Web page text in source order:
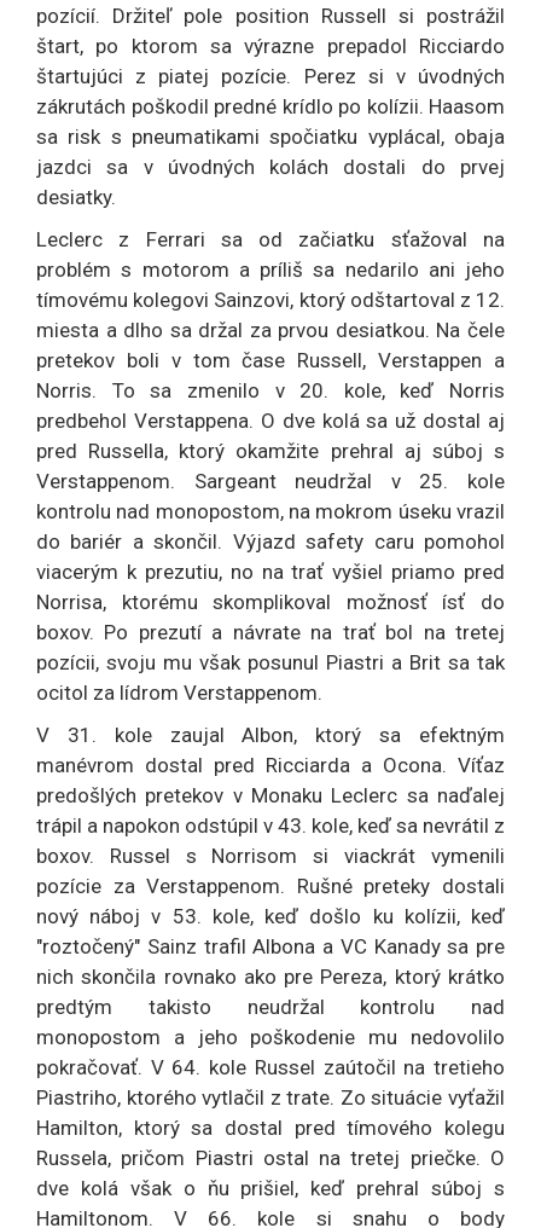
pozícií. Držiteľ pole position Russell si postrážil
štart, po ktorom sa výrazne prepadol Ricciardo
štartujúci z piatej pozície. Perez si v úvodných
zákrutách poškodil predné krídlo po kolízii. Haasom
sa risk s pneumatikami spočiatku vyplácal, obaja
jazdci sa v úvodných kolách dostali do prvej
desiatky.
Leclerc z Ferrari sa od začiatku sťažoval na
problém s motorom a príliš sa nedarilo ani jeho
tímovému kolegovi Sainzovi, ktorý odštartoval z 12.
miesta a dlho sa držal za prvou desiatkou. Na čele
pretekov boli v tom čase Russell, Verstappen a
Norris. To sa zmenilo v 20. kole, keď Norris
predbehol Verstappena. O dve kolá sa už dostal aj
pred Russella, ktorý okamžite prehral aj súboj s
Verstappenom. Sargeant neudržal v 25. kole
kontrolu nad monopostom, na mokrom úseku vrazil
do bariér a skončil. Výjazd safety caru pomohol
viacerým k prezutiu, no na trať vyšiel priamo pred
Norrisa, ktorému skomplikoval možnosť ísť do
boxov. Po prezutí a návrate na trať bol na tretej
pozícii, svoju mu však posunul Piastri a Brit sa tak
ocitol za lídrom Verstappenom.
V 31. kole zaujal Albon, ktorý sa efektným
manévrom dostal pred Ricciarda a Ocona. Víťaz
predošlých pretekov v Monaku Leclerc sa naďalej
trápil a napokon odstúpil v 43. kole, keď sa nevrátil z
boxov. Russel s Norrisom si viackrát vymenili
pozície za Verstappenom. Rušné preteky dostali
nový náboj v 53. kole, keď došlo ku kolízii, keď
"roztočený" Sainz trafil Albona a VC Kanady sa pre
nich skončila rovnako ako pre Pereza, ktorý krátko
predtým takisto neudržal kontrolu nad
monopostom a jeho poškodenie mu nedovolilo
pokračovať. V 64. kole Russel zaútočil na tretieho
Piastriho, ktorého vytlačil z trate. Zo situácie vyťažil
Hamilton, ktorý sa dostal pred tímového kolegu
Russela, pričom Piastri ostal na tretej priečke. O
dve kolá však o ňu prišiel, keď prehral súboj s
Hamiltonom. V 66. kole si snahu o body